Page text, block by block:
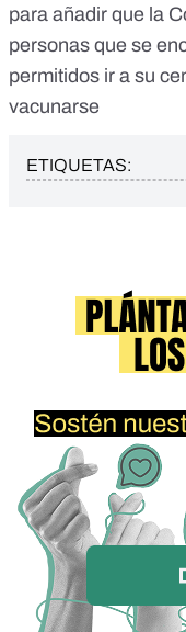
para añadir que la
personas que se
permitidos ir a su
vacunarse
ETIQUETAS: